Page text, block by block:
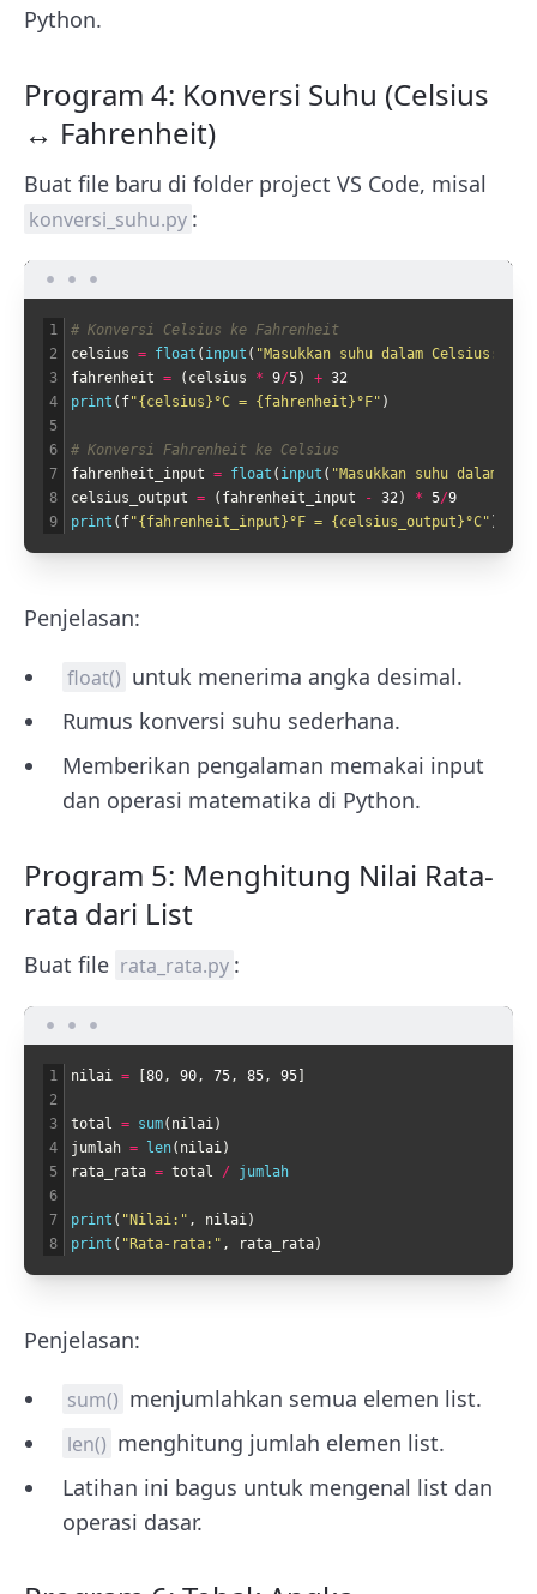
Python.
Program 4: Konversi Suhu (Celsius
↔ Fahrenheit)
Buat file baru di folder project VS Code, misal
konversi_suhu.py :
1
2
3
4
5
6
7
8
9
# Konversi Celsius ke Fahrenheit
celsius = float ( input ( "Masukkan suhu dalam Celsius: "
fahrenheit = ( celsius * 9/5) + 32
print ( f"{celsius}°C = {fahrenheit}°F" )
# Konversi Fahrenheit ke Celsius
fahrenheit_input = float ( input ( "Masukkan suhu dalam
celsius_output = ( fahrenheit_input - 32 ) * 5/9
print ( f"{fahrenheit_input}°F = {celsius_output}°C" )
Penjelasan:
float() untuk menerima angka desimal.
Rumus konversi suhu sederhana.
Memberikan pengalaman memakai input
dan operasi matematika di Python.
Program 5: Menghitung Nilai Rata-
rata dari List
Buat file rata_rata.py :
1
2
3
4
5
6
7
8
nilai = [80 , 90 , 75 , 85 , 95]
total = sum( nilai )
jumlah = len( nilai )
rata_rata = total / jumlah
print ( "Nilai:" , nilai )
print ( "Rata-rata:" , rata_rata)
Penjelasan:
sum() menjumlahkan semua elemen list.
len() menghitung jumlah elemen list.
Latihan ini bagus untuk mengenal list dan
operasi dasar.